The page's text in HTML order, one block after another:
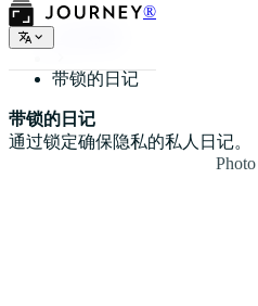
®
带锁的日记
带锁的日记
通过锁定确保隐私的私人日记。